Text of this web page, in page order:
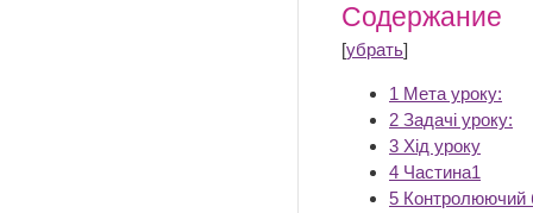
Содержание
[убрать]
1 Мета уроку:
2 Задачі уроку:
3 Хід уроку
4 Частина1
5